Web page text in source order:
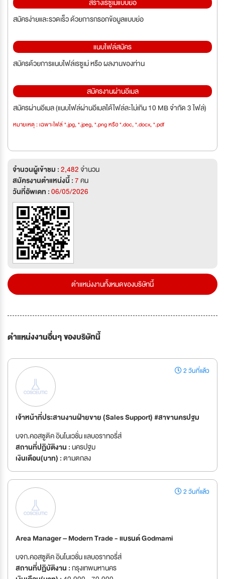
สร้างเรซูเม่แบบย่อ
สมัครง่ายและรวดเร็ว ด้วยการกรอกข้อมูลแบบย่อ
แนบไฟล์สมัคร
สมัครด้วยการแนบไฟล์เรซูเม่ หรือ ผลงานของท่าน
สมัครงานผ่านอีเมล
สมัครผ่านอีเมล (แนบไฟล์ผ่านอีเมลได้ไฟล์ละไม่เกิน 10 MB จำกัด 3 ไฟล์)
หมายเหตุ : เฉพาะไฟล์ *.jpg, *.jpeg, *.png หรือ *.doc, *.docx, *.pdf
จำนวนผู้เข้าชม :2,482จำนวน
สมัครงานตำแหน่งนี้ :7คน
วันที่อัพเดท :06/05/2026
ตำแหน่งงานทั้งหมดของบริษัทนี้
ตำแหน่งงานอื่นๆ ของบริษัทนี้
2 วันที่แล้ว
เจ้าหน้าที่ประสานงานฝ่ายขาย (Sales Support) #สาขานครปฐม
บจก.คอสซูติค อินโนเวชั่น แลบอราทอรี่ส์
สถานที่ปฏิบัติงาน :นครปฐม
เงินเดือน(บาท) :ตามตกลง
2 วันที่แล้ว
Area Manager – Modern Trade - แบรนด์ Godmami
บจก.คอสซูติค อินโนเวชั่น แลบอราทอรี่ส์
สถานที่ปฏิบัติงาน :กรุงเทพมหานคร